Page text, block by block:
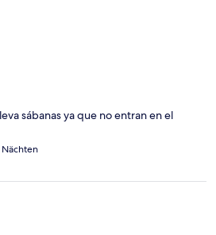
sábanas ya que no entran en el